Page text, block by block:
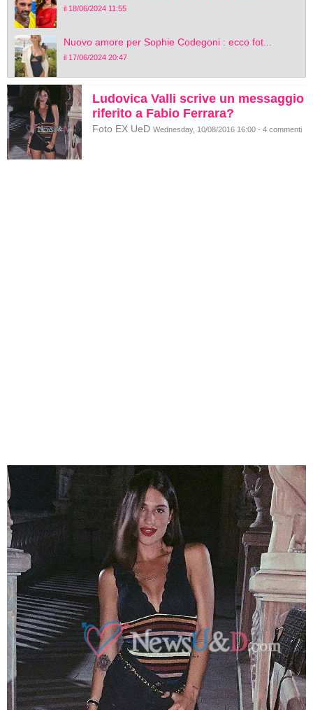
il 18/06/2024 11:55
Nuovo amore per Sophie Codegoni : ecco fot...
il 17/06/2024 20:47
Ludovica Valli scrive un messaggio
riferito a Fabio Ferrara?
Foto EX UeD Wednesday, 10/08/2016 16:00 - 4 commenti